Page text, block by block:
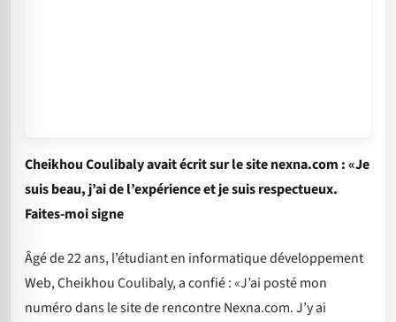
Cheikhou Coulibaly avait écrit sur le site nexna.com : «Je
suis beau, j’ai de l’expérience et je suis respectueux.
Faites-moi signe
Âgé de 22 ans, l’étudiant en informatique développement
Web, Cheikhou Coulibaly, a confié : «J’ai posté mon
numéro dans le site de rencontre Nexna.com. J’y ai